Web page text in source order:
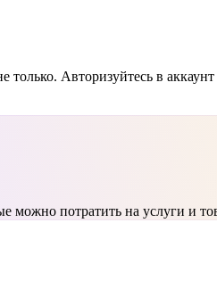
Авторизуйтесь в
можно потратить на услуги и